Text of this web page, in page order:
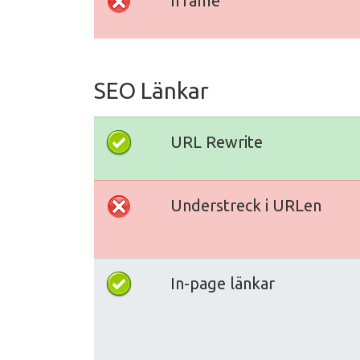
SEO Länkar
URL Rewrite
Understreck i URLen
In-page länkar